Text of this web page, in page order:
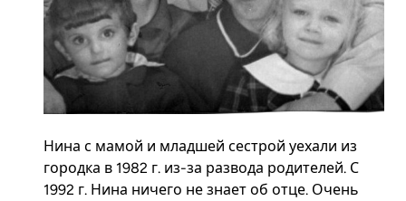
Нина с мамой и младшей сестрой уехали из
городка в 1982 г. из-за развода родителей. С
1992 г. Нина ничего не знает об отце. Очень